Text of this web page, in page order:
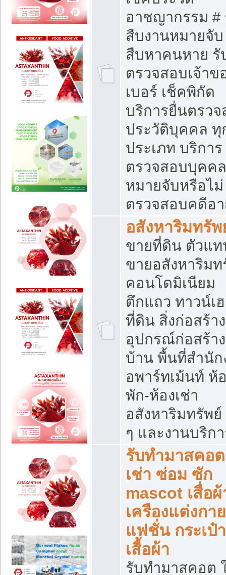
อาชญากรรม #
สืบงานหมายจั
สืบหาคนหาย รั
ตรวจสอบเจ้าข
เบอร์ เช็คพิกัด
บริการยื่นตรว
ประวัติบุคคล ทุ
ประเภท บริการ
ตรวจสอบบุคค
หมายจับหรือไม่
ตรวจสอบคดีอ
อสังหาริมทรัพ
ขายที่ดิน ตัวแ
ขายอสังหาริมท
คอนโดมิเนียม
ตึกแถว ทาวน์เ
ที่ดิน สิ่งก่อสร้าง
อุปกรณ์ก่อสร้าง
บ้าน พื้นที่สำนัก
อพาร์ทเม้นท์ ห้
พัก-ห้องเช่า
อสังหาริมทรัพ
ๆ และงานบริก
รับทำมาสคอ
เช่า ซ่อม ซัก
mascot เสื่อผ้
เครืองแต่งกาย
แฟชั่น กระเป๋า
เสื้อผ้า
รับทำมาสคอต